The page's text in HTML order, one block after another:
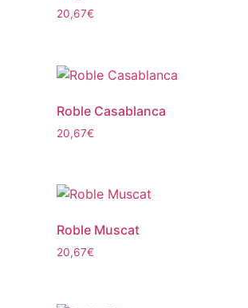
20,67€
Roble Casablanca
20,67€
Roble Muscat
20,67€